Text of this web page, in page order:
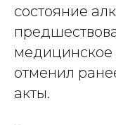
состояние
медицинское
отменил
акты.